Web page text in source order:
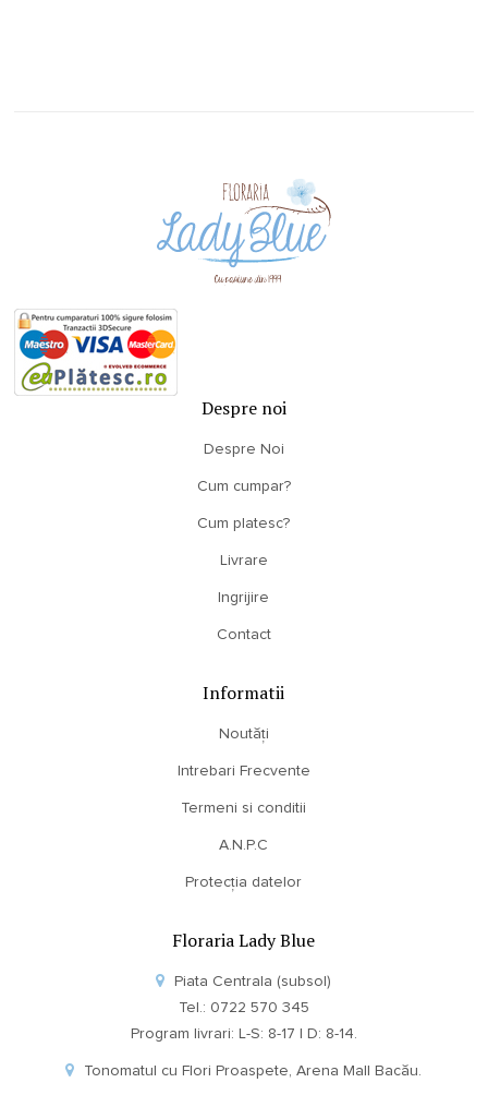
Despre noi
Despre Noi
Cum cumpar?
Cum platesc?
Livrare
Ingrijire
Contact
Informatii
Noutăți
Intrebari Frecvente
Termeni si conditii
A.N.P.C
Protecția datelor
Floraria Lady Blue
Piata Centrala (subsol)
Tel.: 0722 570 345
Program livrari: L-S: 8-17 | D: 8-14.
Tonomatul cu Flori Proaspete, Arena Mall Bacău.